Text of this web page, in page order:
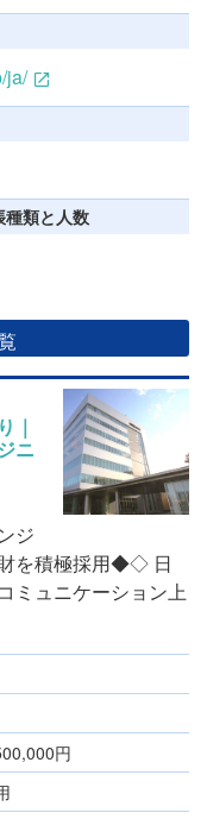
ja/
種類と人数
｜
ニ
ジ
を積極採用◆◇ 日
ミュニケーション上
円